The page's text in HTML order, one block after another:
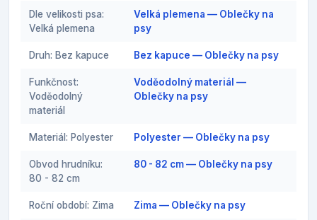
Dle velikosti psa:
Velká plemena
Velká plemena — Oblečky na
psy
Druh: Bez kapuce Bez kapuce — Oblečky na psy
Funkčnost:
Voděodolný
materiál
Voděodolný materiál —
Oblečky na psy
Materiál: Polyester Polyester — Oblečky na psy
Obvod hrudníku:
80 - 82 cm
80 - 82 cm — Oblečky na psy
Roční období: Zima Zima — Oblečky na psy